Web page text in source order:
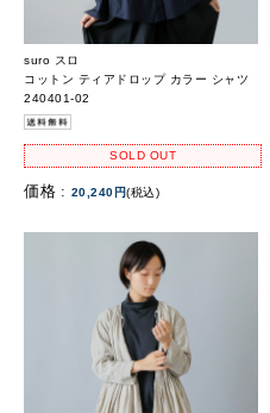
suro スロ
コットン ティアドロップ カラー シャツ
240401-02
SOLD OUT
価格 : 20,240円(税込)